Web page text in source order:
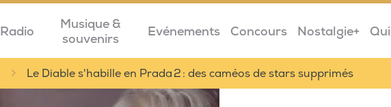
Radio
Musique &
souvenirs
Evénements Concours Nostalgie+
Le Diable s'habille en Prada 2 : des caméos de stars supprimés